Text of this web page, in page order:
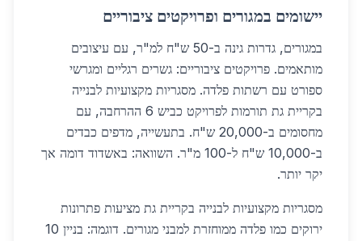
יישומים במגורים ופרויקטים ציבוריים
במגורים, גדרות גינה ב-50 ש"ח למ"ר, עם עיצובים
מותאמים. פרויקטים ציבוריים: גשרים רגליים ומגרשי
ספורט עם רשתות פלדה. מסגריות מקצועיות לבנייה
בקריית גת תורמות לפרויקט כביש 6 ההרחבה, עם
מחסומים ב-20,000 ש"ח. בתעשייה, מדפים כבדים
ב-10,000 ש"ח ל-100 מ"ר. השוואה: באשדוד דומה אך
יקר יותר.
מסגריות מקצועיות לבנייה בקריית גת מציעות פתרונות
ירוקים כמו פלדה ממוחזרת למבני מגורים. דוגמה: בניין 10